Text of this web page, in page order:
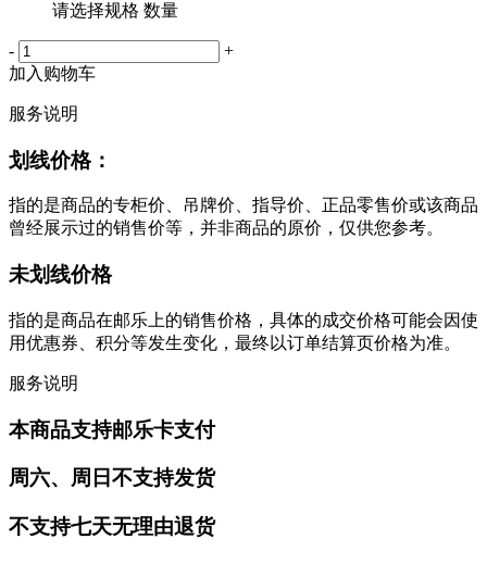
请选择规格 数量
-
+
加入购物车
服务说明
划线价格：
指的是商品的专柜价、吊牌价、指导价、正品零售价或该商品
曾经展示过的销售价等，并非商品的原价，仅供您参考。
未划线价格
指的是商品在邮乐上的销售价格，具体的成交价格可能会因使
用优惠券、积分等发生变化，最终以订单结算页价格为准。
服务说明
本商品支持邮乐卡支付
周六、周日不支持发货
不支持七天无理由退货